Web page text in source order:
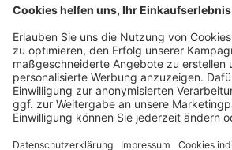
Druckerzubehoer.de – preiswerte
Sie sind auf der Suche nach dem
oder Zubehör für das Büro, den
Smartphone? Dann sind Sie bei
richtig! Unser breites Sortiment bietet
und Toner für alle gängigen
kleiner Hersteller. Zugleich sind wir Ihr